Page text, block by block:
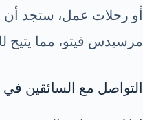
أو رحلات عمل، ستجد أن
مرسيدس فيتو، مما يتيح
التواصل مع السائقين في